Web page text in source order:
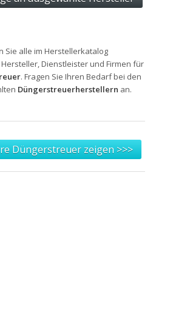
Sie alle im Herstellerkatalog
Dienstleister und Firmen für
. Fragen Sie Ihren Bedarf bei den
Düngerstreuerherstellern an.
Düngerstreuer zeigen >>>